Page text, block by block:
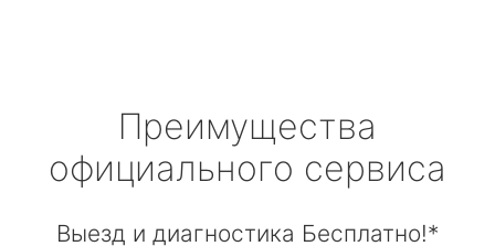
Преимущества
официального сервиса
Выезд и диагностика Бесплатно!*